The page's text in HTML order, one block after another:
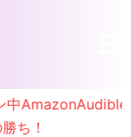
ち！